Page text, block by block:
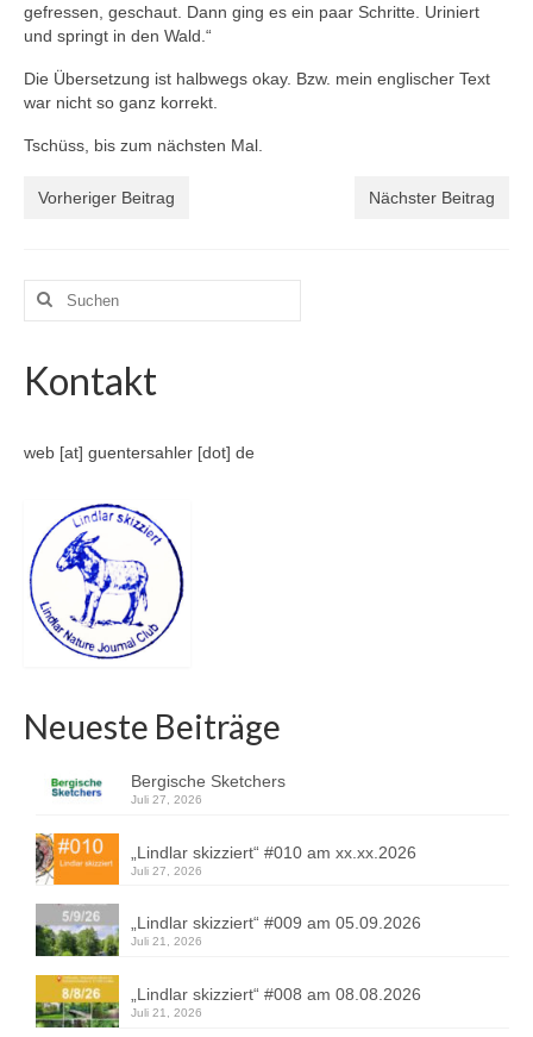
gefressen, geschaut. Dann ging es ein paar Schritte. Uriniert
und springt in den Wald.“
Die Übersetzung ist halbwegs okay. Bzw. mein englischer Text
war nicht so ganz korrekt.
Tschüss, bis zum nächsten Mal.
Vorheriger Beitrag Nächster Beitrag
Suche
Kontakt
web [at] guentersahler [dot] de
Neueste Beiträge
Bergische Sketchers
Juli 27, 2026
„Lindlar skizziert“ #010 am xx.xx.2026
Juli 27, 2026
„Lindlar skizziert“ #009 am 05.09.2026
Juli 21, 2026
„Lindlar skizziert“ #008 am 08.08.2026
Juli 21, 2026